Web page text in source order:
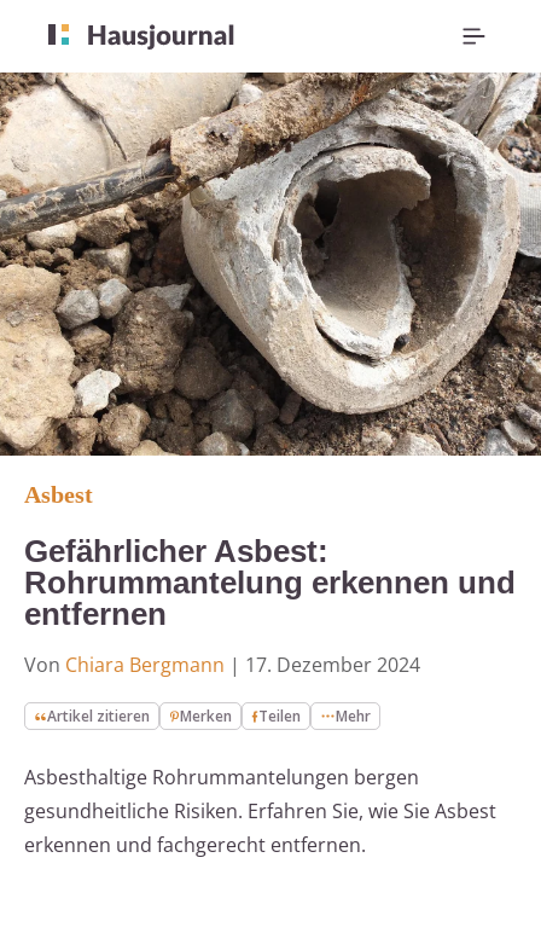
Asbest
Gefährlicher Asbest:
Rohrummantelung erkennen und
entfernen
Von Chiara Bergmann | 17. Dezember 2024
Artikel zitieren Merken Teilen Mehr
Asbesthaltige Rohrummantelungen bergen
gesundheitliche Risiken. Erfahren Sie, wie Sie Asbest
erkennen und fachgerecht entfernen.